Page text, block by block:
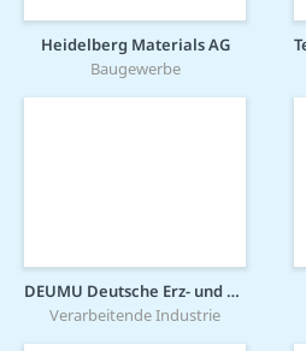
Heidelberg Materials AG
Baugewerbe
DEUMU Deutsche Erz- und Metall-Union GmbH
Verarbeitende Industrie